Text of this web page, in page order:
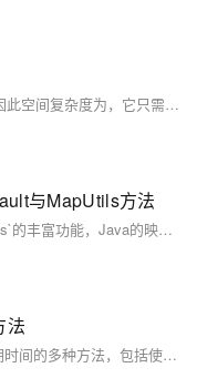
这种反转方法不需要使用额外的存储空间，因此空间复杂度为，它只需要遍历一次链表，所以时间复杂度为，其中为链表的长度。这使得这种反转链表的方法既高效又实用。
与MapUtils方法
结合 `getOrDefault`方法的简洁性及 `MapUtils`的丰富功能，Java的映射操作变得既灵活又高效。合理地使用这些工具能够显著提高数据处理的速度和质量。开发人员可以根据具体的应用场景选择适宜的方法，以求在性能和可读性之间找到最佳平衡。
法
本文介绍了在Java应用中实现Token设置过期时间的多种方法，包括使用JWT和Redis缓存，并结合定时任务清理过期Token，以提升系统安全性与用户隐私保护。